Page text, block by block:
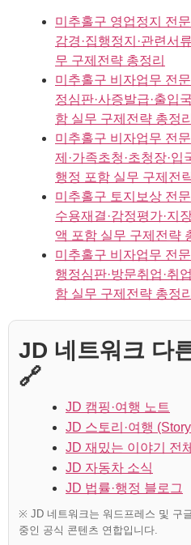
미추홀구 영업정지 전
감경·집행정지·관련서
무 구제전략 총정리
미추홀구 비자업무 전
정심판·사증발급·출입
함 실무 구제전략 총정리
미추홀구 비자업무 전
제·가족초청·초청장·입
행정 포함 실무 구제전
미추홀구 토지보상 전
수용재결·감정평가·지
액 포함 실무 구제전략
미추홀구 비자업무 전
행정심판·방문취업·취
함 실무 구제전략 총정리
JD 네트워크 다
🔗
JD 캠핑·여행 노트
JD 스토리·여행
JD 재밌는 이야기 전
JD 자동차 소식
JD 법률·행정 블로그
※ JD 네트워크는 워드프레스 및 구
중인 공식 콘텐츠 연합입니다.